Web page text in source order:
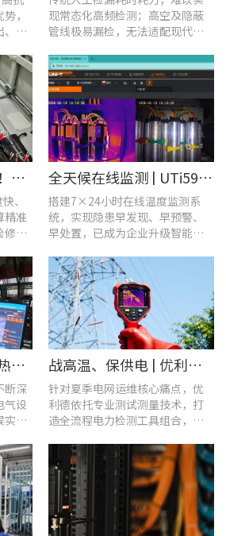
，
、查
现常态化高频检测；高空及隐蔽
管线极易漏检，无法适配现代化
守护机车“心脏”！优利德UT620T助力HXD3C主变压器高效检修
、
精准
修带
全天候在线监测 | UTi591B在线式红外热成像仪助力配电运维智能化转型
搭建7×24小时在线温度监测系
统，实现隐患早发现、早预警、
早处置，已成为企业升级智能运
优利德在线式红外热成像仪在配电柜运维中的实测应用(系列篇)
断深
气设
实时
战高温、保供电 | 优利德全系列电力运维检测工具，助力夏季电网运维更高效
针对夏季电网运维核心痛点，优
利德依托专业测试测量技术，打
造全流程电力检测工具组合，覆
测及电能质量分析等核心场景